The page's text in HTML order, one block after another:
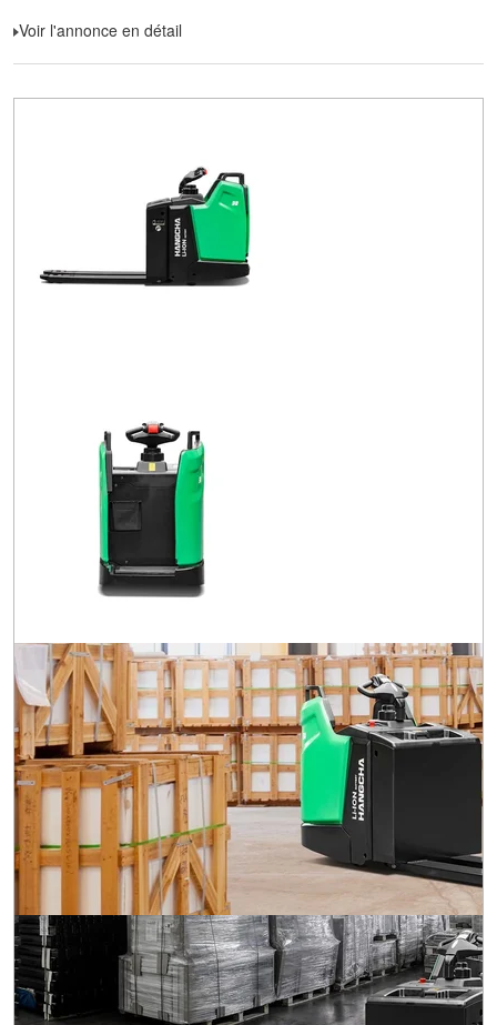
Voir l'annonce en détail